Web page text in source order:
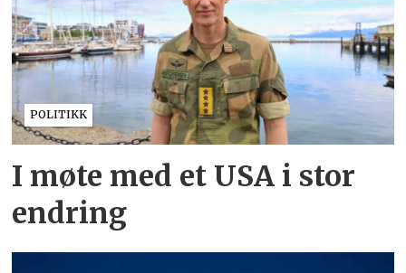
POLITIKK
I møte med et USA i stor
endring